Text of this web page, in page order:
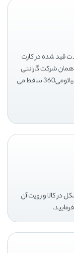
قید شده در کارت
شرکت گارانتی
کننده بوده و مسئولیت آن از بخش خدمات سایت شیائومی360 ساقط می
در کالا و رویت آن